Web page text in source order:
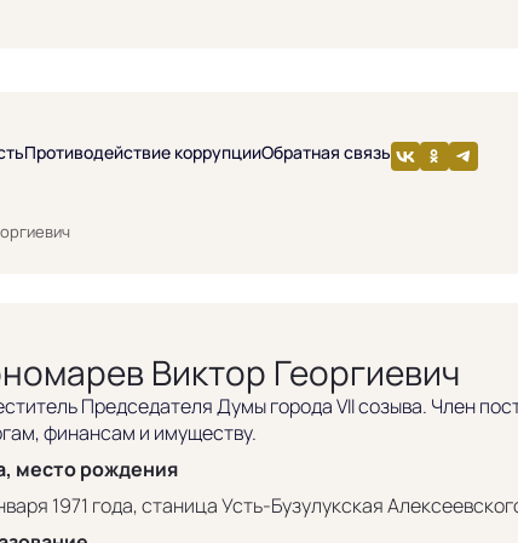
Противодействие коррупцииОбратная связь
Виктор Георгиевич
Председателя Думы города VII созыва. Член
финансам и имуществу.
место рождения
1971 года, станица Усть-Бузулукская